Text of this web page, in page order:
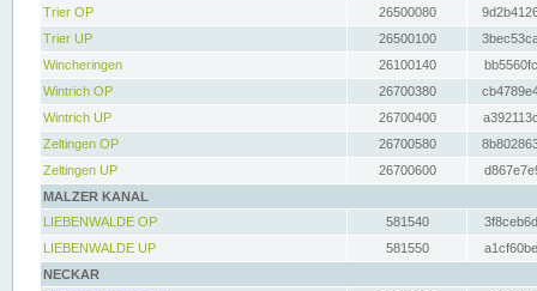
Trier OP
26500080
Trier UP
26500100
Wincheringen
26100140
Wintrich OP
26700380
Wintrich UP
26700400
Zeltingen OP
26700580
Zeltingen UP
26700600
MALZER KANAL
LIEBENWALDE OP
581540
LIEBENWALDE UP
581550
NECKAR